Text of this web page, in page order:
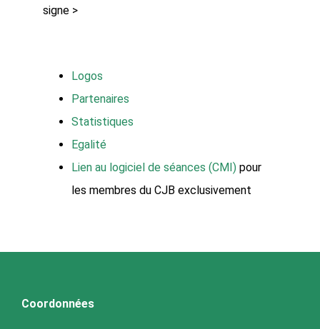
signe >
Logos
Partenaires
Statistiques
Egalité
Lien au logiciel de séances (CMI) pour
les membres du CJB exclusivement
Coordonnées